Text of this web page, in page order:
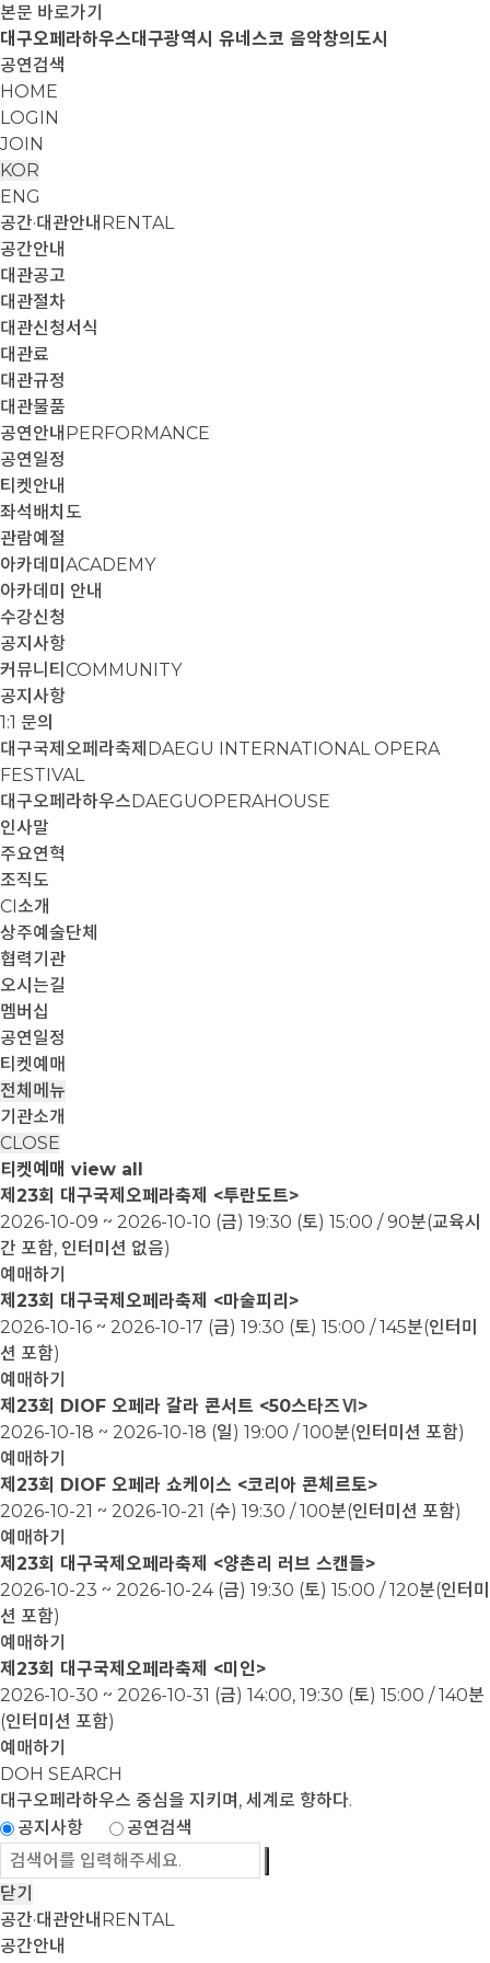
본문 바로가기
대구오페라하우스대구광역시 유네스코 음악창의도시
공연검색
HOME
LOGIN
JOIN
KOR
ENG
공간·대관안내 RENTAL
공간안내
대관공고
대관절차
대관신청서식
대관료
대관규정
대관물품
공연안내 PERFORMANCE
공연일정
티켓안내
좌석배치도
관람예절
아카데미 ACADEMY
아카데미 안내
수강신청
공지사항
커뮤니티 COMMUNITY
공지사항
1:1 문의
대구국제오페라축제 DAEGU INTERNATIONAL OPERA
FESTIVAL
대구오페라하우스DAEGUOPERAHOUSE
인사말
주요연혁
조직도
CI소개
상주예술단체
협력기관
오시는길
멤버십
공연일정
티켓예매
전체메뉴
기관소개
CLOSE
티켓예매 view all
제23회 대구국제오페라축제 <투란도트>
2026-10-09 ~ 2026-10-10 (금) 19:30 (토) 15:00 / 90분(교육시
간 포함, 인터미션 없음)
예매하기
제23회 대구국제오페라축제 <마술피리>
2026-10-16 ~ 2026-10-17 (금) 19:30 (토) 15:00 / 145분(인터미
션 포함)
예매하기
제23회 DIOF 오페라 갈라 콘서트 <50스타즈Ⅵ>
2026-10-18 ~ 2026-10-18 (일) 19:00 / 100분(인터미션 포함)
예매하기
제23회 DIOF 오페라 쇼케이스 <코리아 콘체르토>
2026-10-21 ~ 2026-10-21 (수) 19:30 / 100분(인터미션 포함)
예매하기
제23회 대구국제오페라축제 <양촌리 러브 스캔들>
2026-10-23 ~ 2026-10-24 (금) 19:30 (토) 15:00 / 120분(인터미
션 포함)
예매하기
제23회 대구국제오페라축제 <미인>
2026-10-30 ~ 2026-10-31 (금) 14:00, 19:30 (토) 15:00 / 140분
(인터미션 포함)
예매하기
DOH SEARCH
대구오페라하우스 중심을 지키며, 세계로 향하다.
공지사항
공연검색
닫기
공간·대관안내 RENTAL
공간안내